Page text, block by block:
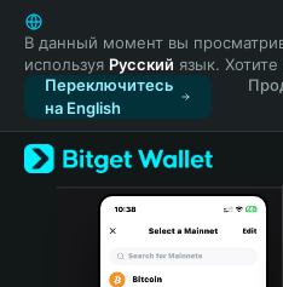
English
日本語
Tiếng Việt
Русский
Español (Latinoamérica)
Türkçe
Italiano
В данный момент вы
используя Русский язык.
Переключитесь
на English